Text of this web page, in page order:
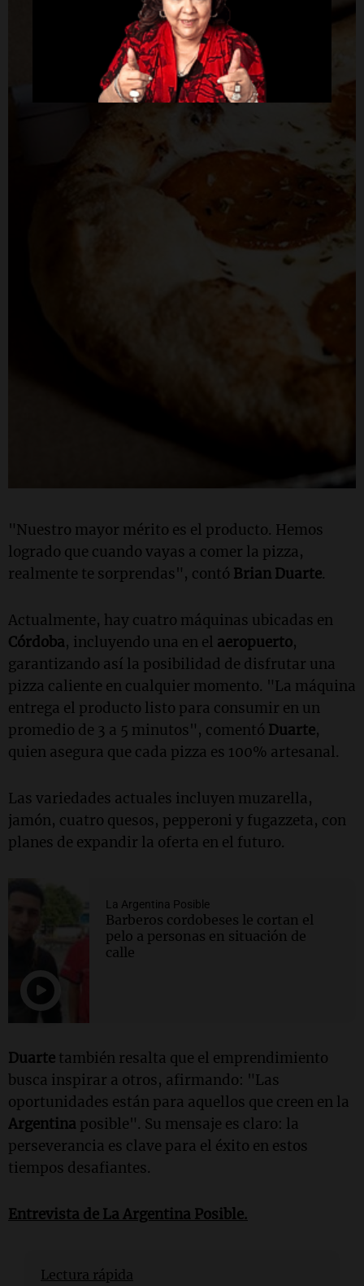
"Nuestro mayor mérito es el producto. Hemos
logrado que cuando vayas a comer la pizza,
realmente te sorprendas", contó Brian Duarte.
Actualmente, hay cuatro máquinas ubicadas en
Córdoba, incluyendo una en el aeropuerto,
garantizando así la posibilidad de disfrutar una
pizza caliente en cualquier momento. "La máquina
entrega el producto listo para consumir en un
promedio de 3 a 5 minutos", comentó Duarte,
quien asegura que cada pizza es 100% artesanal.
Las variedades actuales incluyen muzarella,
jamón, cuatro quesos, pepperoni y fugazzeta, con
planes de expandir la oferta en el futuro.
La Argentina Posible
Barberos cordobeses le cortan el
pelo a personas en situación de
calle
Duarte también resalta que el emprendimiento
busca inspirar a otros, afirmando: "Las
oportunidades están para aquellos que creen en la
Argentina posible". Su mensaje es claro: la
perseverancia es clave para el éxito en estos
tiempos desafiantes.
Entrevista de La Argentina Posible.
Lectura rápida